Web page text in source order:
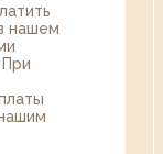
нашем